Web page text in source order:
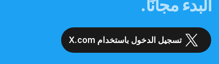
البدء مجانًا.
تسجيل الدخول باستخدام X.com